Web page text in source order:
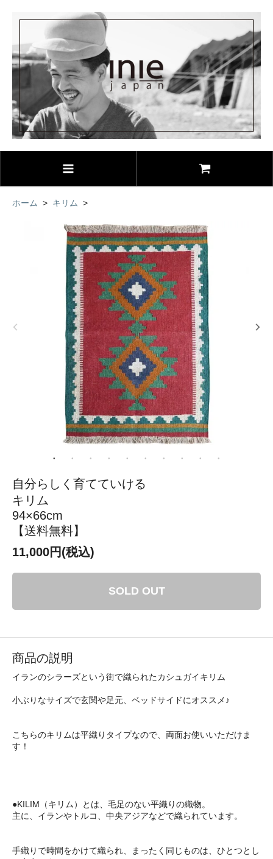
ホーム > キリム >
自分らしく育てていける
キリム
94×66cm
【送料無料】
11,000円(税込)
SOLD OUT
商品の説明
イランのシラーズという街で織られたカシュガイキリム
小ぶりなサイズで玄関や足元、ベッドサイドにオススメ♪
こちらのキリムは平織りタイプなので、両面お使いいただけま
す！
●KILIM（キリム）とは、毛足のない平織りの織物。
主に、イランやトルコ、中央アジアなどで織られています。
手織りで時間をかけて織られ、まったく同じものは、ひとつとし